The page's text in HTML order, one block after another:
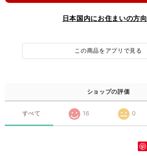
日本国内にお住まいの方
この商品をアプリで見る
ショップの評価
すべて 16 0